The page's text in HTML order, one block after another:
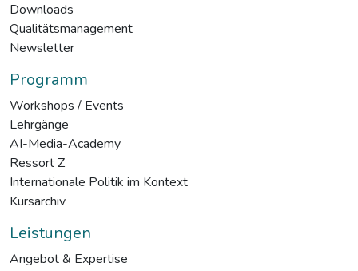
Downloads
Qualitätsmanagement
Newsletter
Programm
Workshops / Events
Lehrgänge
AI-Media-Academy
Ressort Z
Internationale Politik im Kontext
Kursarchiv
Leistungen
Angebot & Expertise